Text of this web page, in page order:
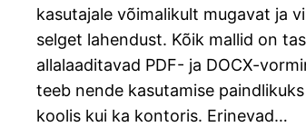
kasutajale võimalikult mugavat ja
selget lahendust. Kõik mallid on
allalaaditavad PDF- ja DOCX-
teeb nende kasutamise
koolis kui ka kontoris. Erinevad…